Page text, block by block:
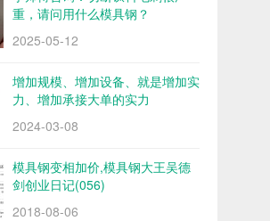
重，请问用什么模具钢？
2025-05-12
增加规模、增加设备、就是增加实
力、增加承接大单的实力
2024-03-08
模具钢变相加价,模具钢大王吴德
剑创业日记(056)
2018-08-06